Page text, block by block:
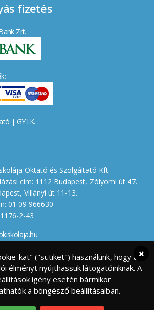
fizetés
Zrt.
| GY.I.K.
Oktató és Szolgáltató Kft.
cím: 1112 Budapest, Zólyomi út 47.
Villányi út 11-13.
01 09 966630
2-43
kat" ("sütiket") használunk, hogy a
élményt nyújthassuk látogatóinknak. A
igény esetén bármikor
a böngésző beállításaiban.